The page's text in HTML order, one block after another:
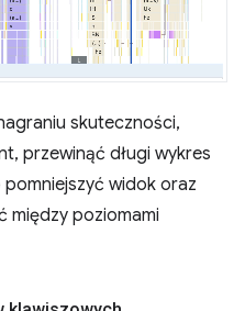
skuteczności,
przewinąć długi wykres
pomniejszyć widok oraz
między poziomami